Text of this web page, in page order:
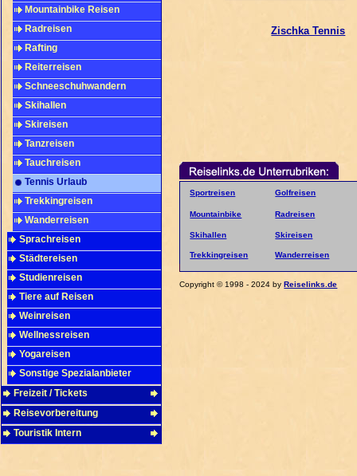
Mountainbike Reisen
Radreisen
Rafting
Reiterreisen
Schneeschuhwandern
Skihallen
Skireisen
Tanzreisen
Tauchreisen
Tennis Urlaub
Trekkingreisen
Wanderreisen
Sprachreisen
Städtereisen
Studienreisen
Tiere auf Reisen
Weinreisen
Wellnessreisen
Yogareisen
Sonstige Spezialanbieter
Freizeit / Tickets
Reisevorbereitung
Touristik Intern
Zischka Tennis
Sportreisen Golfreisen
Mountainbike Radreisen
Skihallen Skireisen
Trekkingreisen Wanderreisen
Copyright © 1998 - 2024 byReiselinks.de